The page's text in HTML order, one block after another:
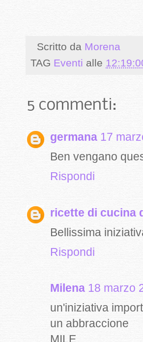
Scritto da Morena
TAG Eventi alle
5 commenti:
germana 17
Ben vengano
Rispondi
ricette di cucina
Bellissima
Rispondi
Milena 18 marzo
un'iniziativa
un abbraccione
MILE